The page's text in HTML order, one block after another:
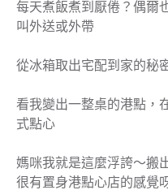
每天煮飯煮到厭倦？偶爾
叫外送或外帶
從冰箱取出宅配到家的秘
看我變出一整桌的港點，
式點心
媽咪我就是這麼浮誇～搬
很有置身港點心店的感覺